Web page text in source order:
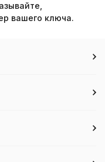
вашего ключа.